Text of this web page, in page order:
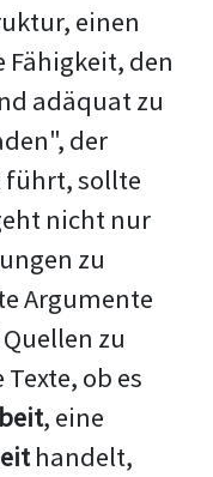
einen
Fähigkeit, den
adäquat zu
der
führt, sollte
nicht nur
zu
Argumente
zu
ob es
, eine
handelt,